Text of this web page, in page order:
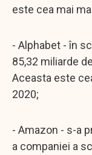
este cea mai
- Alphabet - în
85,32 miliarde
Aceasta este
2020;
- Amazon - s-a
a companiei a